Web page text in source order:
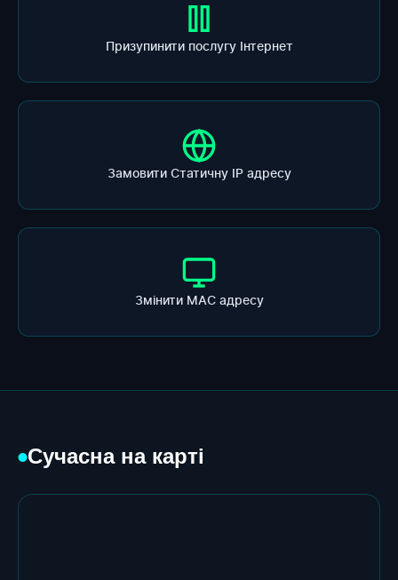
Призупинити послугу Інтернет
Замовити Статичну ІР адресу
Змінити МАС адресу
●Сучасна на карті